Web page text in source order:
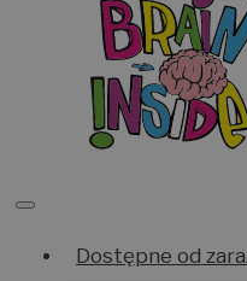
Dostępne od